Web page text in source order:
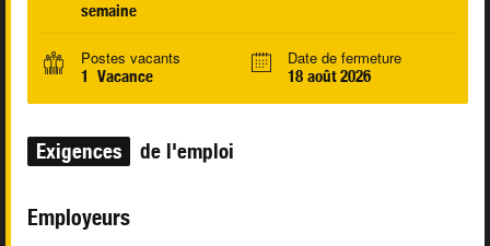
semaine
Postes vacants
1 Vacance
Date de fermeture
18 août 2026
Exigences de l'emploi
Employeurs